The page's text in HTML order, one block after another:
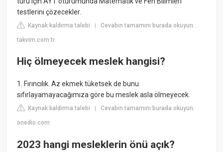
testlerini çözecekler.
Kaynak kaldırma talebi |Cevabın tamamını burada okuyun:
takvim.com.tr
Hiç ölmeyecek meslek hangisi?
1. Fırıncılık. Az ekmek tüketsek de bunu
sıfırlayamayacağımıza göre bu meslek asla ölmeyecek.
Kaynak kaldırma talebi |Cevabın tamamını burada okuyun:
onedio.com
2023 hangi mesleklerin önü açık?